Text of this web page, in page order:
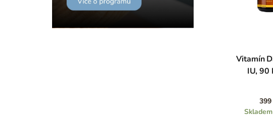
Vitamín
IU, 90
399
Skladem